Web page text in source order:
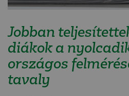
Jobban
diákok a
országos
tavaly